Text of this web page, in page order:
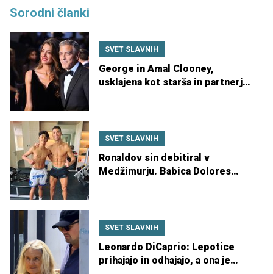
Sorodni članki
SVET SLAVNIH
George in Amal Clooney,
usklajena kot starša in partnerja
SVET SLAVNIH
Ronaldov sin debitiral v
Medžimurju. Babica Dolores
SVET SLAVNIH
Leonardo DiCaprio: Lepotice
prihajajo in odhajajo, a ona je